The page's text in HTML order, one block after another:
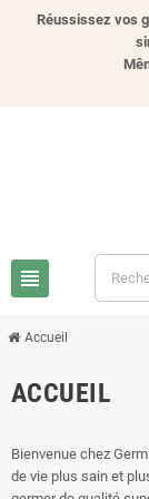
Réussissez vos
view_headline
Accueil
ACCUEIL
Bienvenue chez
de vie plus sain et